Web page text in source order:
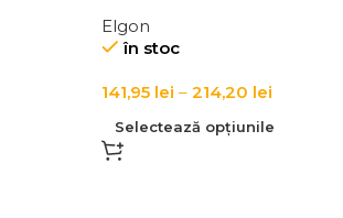
Sublimia
Elgon
în stoc
141,95 lei – 214,20 lei
Selectează opțiunile